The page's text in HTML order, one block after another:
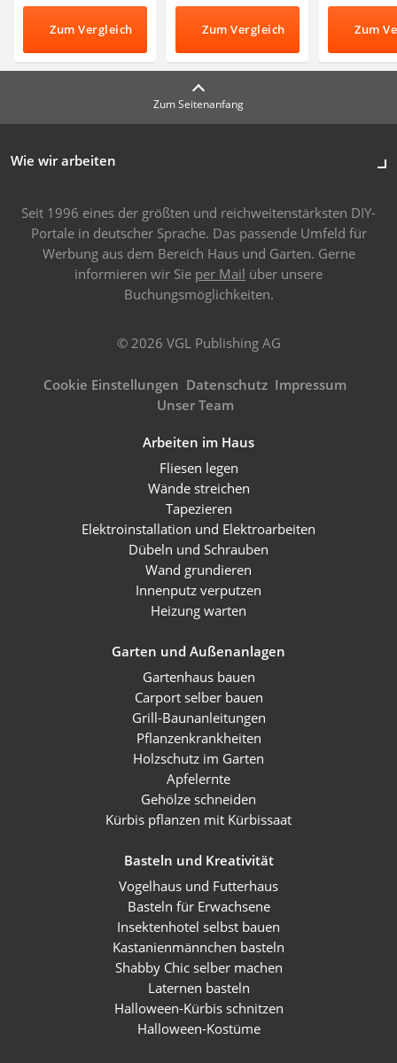
Zum Vergleich Zum Vergleich Zum
Zum Seitenanfang
Wie wir arbeiten
Seit 1996 eines der größten und reichweitenstärksten DIY-
Portale in deutscher Sprache. Das passende Umfeld für
Werbung aus dem Bereich Haus und Garten. Gerne
informieren wir Sie per Mail über unsere
Buchungsmöglichkeiten.
© 2026 VGL Publishing AG
Cookie Einstellungen Datenschutz Impressum
Unser Team
Arbeiten im Haus
Fliesen legen
Wände streichen
Tapezieren
Elektroinstallation und Elektroarbeiten
Dübeln und Schrauben
Wand grundieren
Innenputz verputzen
Heizung warten
Garten und Außenanlagen
Gartenhaus bauen
Carport selber bauen
Grill-Baunanleitungen
Pflanzenkrankheiten
Holzschutz im Garten
Apfelernte
Gehölze schneiden
Kürbis pflanzen mit Kürbissaat
Basteln und Kreativität
Vogelhaus und Futterhaus
Basteln für Erwachsene
Insektenhotel selbst bauen
Kastanienmännchen basteln
Shabby Chic selber machen
Laternen basteln
Halloween-Kürbis schnitzen
Halloween-Kostüme